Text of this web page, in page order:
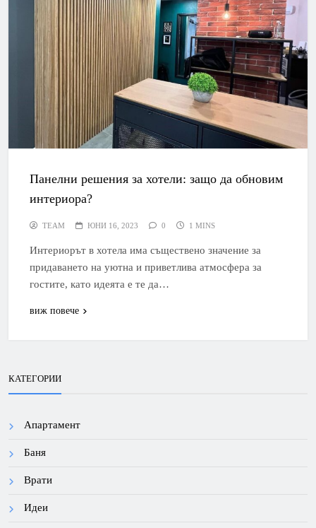
Панелни решения за хотели: защо да обновим
интериора?
TEAM ЮНИ 16, 2023 0 1 MINS
Интериорът в хотела има съществено значение за
придаването на уютна и приветлива атмосфера за
гостите, като идеята е те да…
виж повече
КАТЕГОРИИ
Апартамент
Баня
Врати
Идеи